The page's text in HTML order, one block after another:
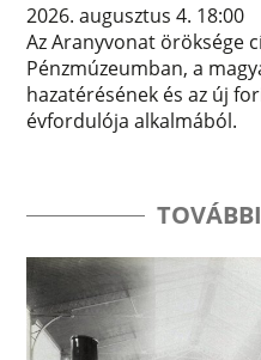
2026. augusztus 4. 18:00
Az Aranyvonat öröksége
Pénzmúzeumban, a
hazatérésének és az új
évfordulója alkalmából.